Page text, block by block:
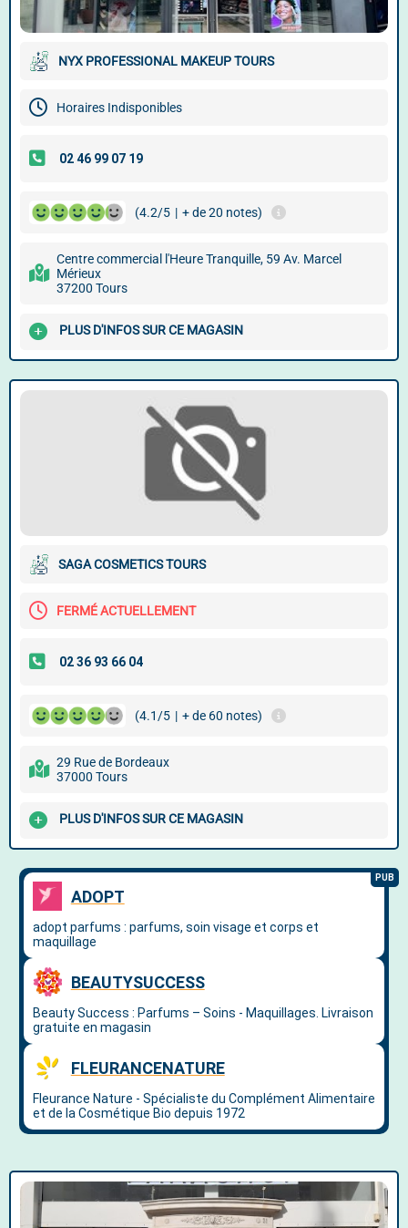
NYX PROFESSIONAL MAKEUP TOURS
Horaires Indisponibles
(4.2/5 | + de 20 notes)
Centre commercial l'Heure Tranquille, 59 Av. Marcel
Mérieux
37200 Tours
PLUS D'INFOS SUR CE MAGASIN
SAGA COSMETICS TOURS
FERMÉ ACTUELLEMENT
(4.1/5 | + de 60 notes)
29 Rue de Bordeaux
37000 Tours
PLUS D'INFOS SUR CE MAGASIN